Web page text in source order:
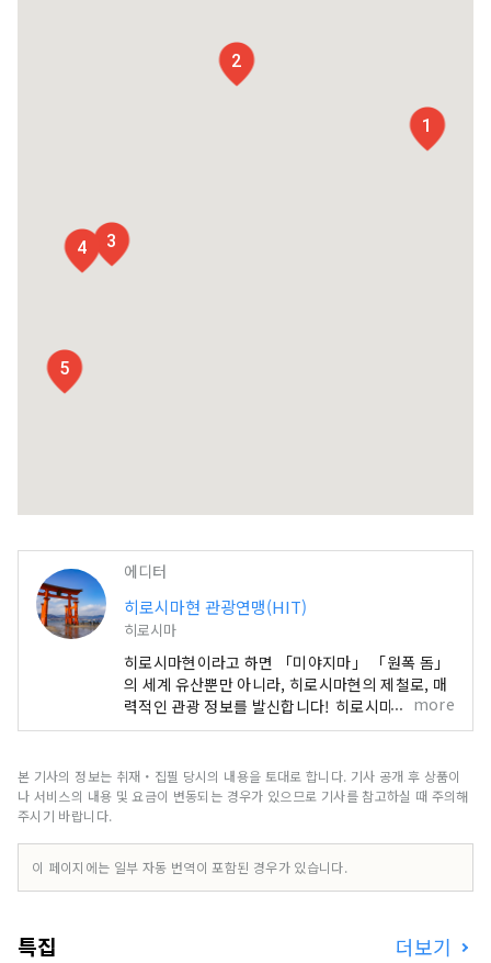
1
2
3
4
5
에디터
히로시마현 관광연맹(HIT)
히로시마
히로시마현이라고 하면 「미야지마」 「원폭 돔」
의 세계 유산뿐만 아니라, 히로시마현의 제철로, 매
력적인 관광 정보를 발신합니다! 히로시마는 맛있는
것이 가득! 히로시마의 대명사라고도 할 수 있는 오
해산물, 지금 전국구의 오노미치라면, 육질이 높은
것으로 평가되고 있는 히로시마규, 수타소바, 생산
미부의 하나다 이치 등 지역 특유의 이벤트도 많이
개최됩니다. 시마나미 해도에서의 사이클링이나 트
만 아니라 매력이 많아 즐기는 방법도 가득하다.
more
본 기사의 정보는 취재・집필 당시의 내용을 토대로 합니다. 기사 공개 후 상품이
나 서비스의 내용 및 요금이 변동되는 경우가 있으므로 기사를 참고하실 때 주의해
주시기 바랍니다.
이 페이지에는 일부 자동 번역이 포함된 경우가 있습니다.
특집 더보기